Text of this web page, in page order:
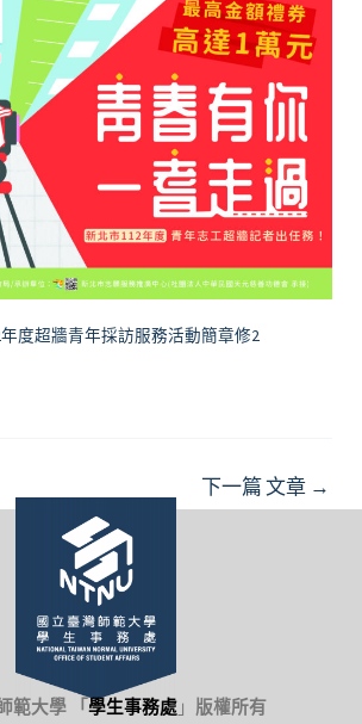
年度超牆青年採訪服務活動簡章修2
下一篇 文章 →
範大學 「 學生事務處 」 版權所有